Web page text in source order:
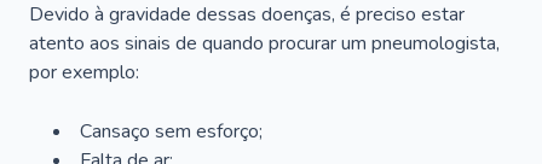
Devido à gravidade dessas doenças, é preciso estar
atento aos sinais de quando procurar um pneumologista,
por exemplo:
Cansaço sem esforço;